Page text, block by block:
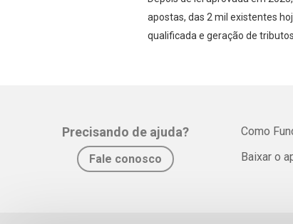
apostas, das 2 mil existentes
qualificada e geração de
Precisando de ajuda?
Fale conosco
Como
Baixar o